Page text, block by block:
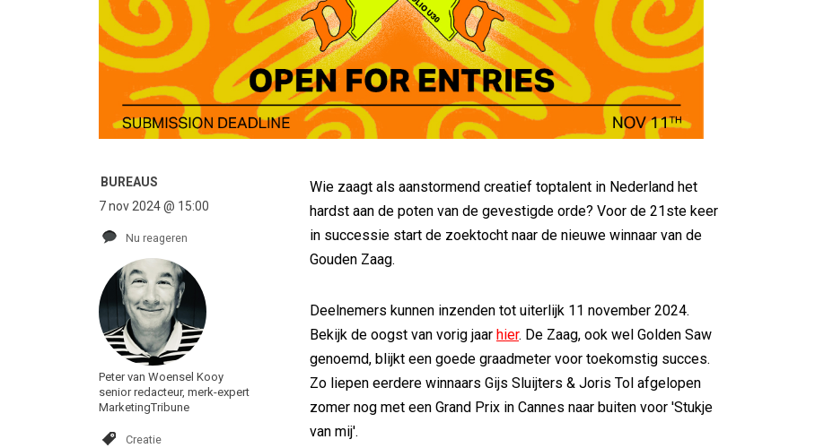
BUREAUS
7 nov 2024 @ 15:00
Nu reageren
Peter van Woensel Kooy
senior redacteur, merk-expert
MarketingTribune
Creatie
Wie zaagt als aanstormend creatief toptalent in Nederland het
hardst aan de poten van de gevestigde orde? Voor de 21ste keer
in successie start de zoektocht naar de nieuwe winnaar van de
Gouden Zaag.
Deelnemers kunnen inzenden tot uiterlijk 11 november 2024.
Bekijk de oogst van vorig jaar hier. De Zaag, ook wel Golden Saw
genoemd, blijkt een goede graadmeter voor toekomstig succes.
Zo liepen eerdere winnaars Gijs Sluijters & Joris Tol afgelopen
zomer nog met een Grand Prix in Cannes naar buiten voor 'Stukje
van mij'.